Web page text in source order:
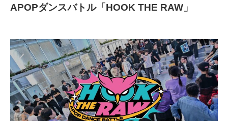
APOPダンスバトル「HOOK THE RAW」